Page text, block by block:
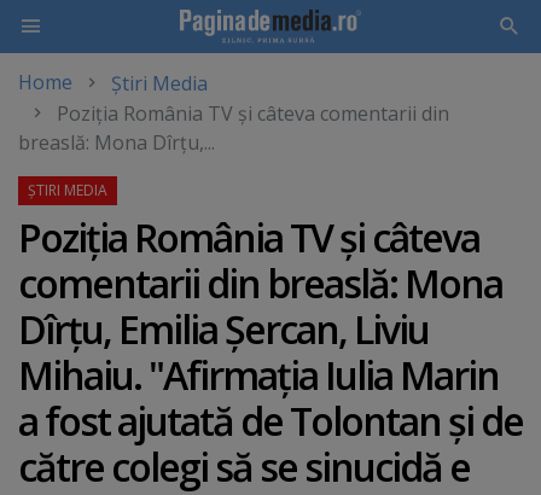
main
content
Home
Știri Media
Poziţia România TV şi câteva comentarii din
breaslă: Mona Dîrţu,...
Poziţia România TV şi câteva
comentarii din breaslă: Mona
Dîrţu, Emilia Şercan, Liviu
Mihaiu. "Afirmaţia Iulia Marin
a fost ajutată de Tolontan şi de
către colegi să se sinucidă e